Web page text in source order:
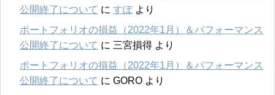
公開終了について に すぽより
ポートフォリオの損益（2022年1月）＆パフォーマンス
公開終了について に 三宮損得 より
ポートフォリオの損益（2022年1月）＆パフォーマンス
公開終了について に GORO より